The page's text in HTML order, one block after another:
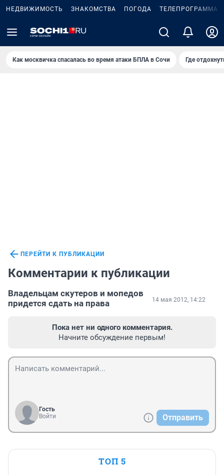
НЕДВИЖИМОСТЬ ЗНАКОМСТВА ПОГОДА ТЕЛЕПРОГРАММА
Как москвичка спасалась во время атаки БПЛА в Сочи Где
ПЕРЕЙТИ К ПУБЛИКАЦИИ
Комментарии к публикации
Владельцам скутеров и мопедов
придется сдать на права
14 мая 2012, 14:22
Пока нет ни одного комментария.
Начните обсуждение первым!
Гость
Войти
Отправить
ТОП 5